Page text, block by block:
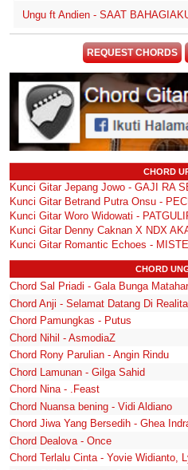
Ungu ft Andien - SAAT
REQUEST CHORDS
CHORD
Kunci Gitar Jepang Jowo - GAJI RA
Kunci Gitar Betrand Putra Onsu -
Kunci Gitar Woro Widowati -
Kunci Gitar Denny Caknan X NDX
Kunci Gitar Romantic Echoes -
CHORD
Chord Sal Priadi - Gala Bunga
Chord Anji - Selamat Datang Di Realita
Chord Pamungkas - Putus
Chord Nihil - AsmodiaZ
Chord Rony Parulian - Angin Rindu
Chord Lamunan - Gilga Sahid
Chord Nina - .Feast
Chord Nuansa bening - Vidi Aldiano
Chord Jiwa Yang Bersedih - Ghea
Chord Dealova - Once
Chord Terlalu Cinta - Yovie Widianto,